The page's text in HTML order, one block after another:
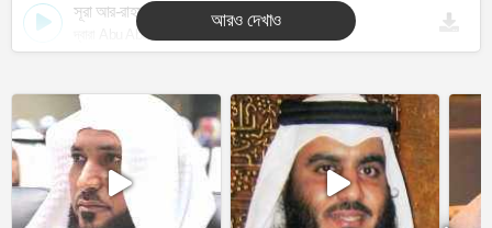
সূরা আর-রাহমান
দ্বারা Abu Abdullah Al Mudhaffar
আরও দেখাও